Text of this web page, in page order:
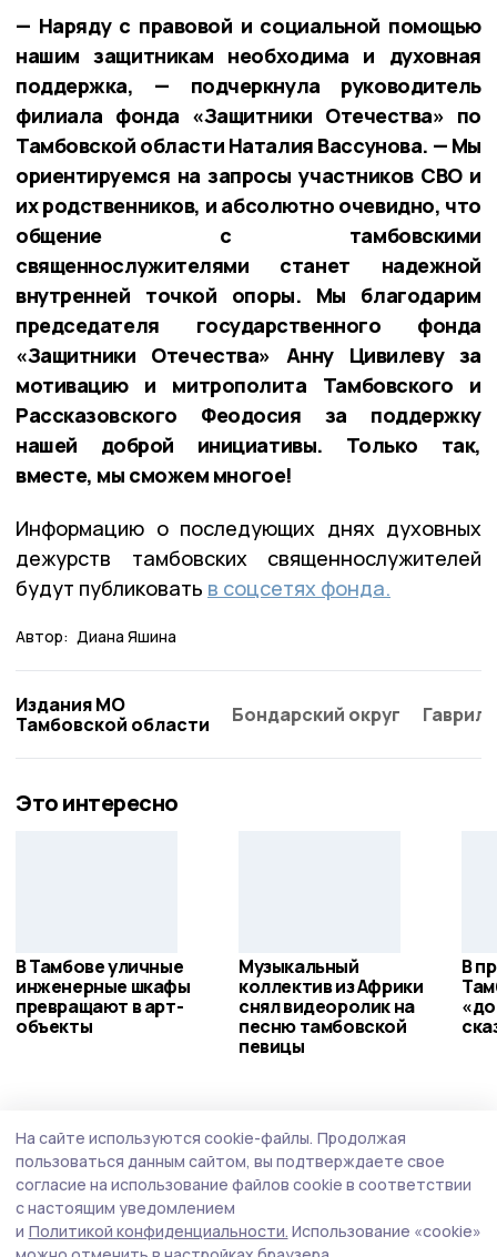
— Наряду с правовой и социальной помощью
нашим защитникам необходима и духовная
поддержка, — подчеркнула руководитель
филиала фонда «Защитники Отечества» по
Тамбовской области Наталия Вассунова. — Мы
ориентируемся на запросы участников СВО и
их родственников, и абсолютно очевидно, что
общение с тамбовскими
священнослужителями станет надежной
внутренней точкой опоры. Мы благодарим
председателя государственного фонда
«Защитники Отечества» Анну Цивилеву за
мотивацию и митрополита Тамбовского и
Рассказовского Феодосия за поддержку
нашей доброй инициативы. Только так,
вместе, мы сможем многое!
Информацию о последующих днях духовных
дежурств тамбовских священнослужителей
будут публиковать в соцсетях фонда.
Автор: Диана Яшина
Издания МО
Тамбовской области
Бондарский округ
Это интересно
В Тамбове уличные
инженерные шкафы
превращают в арт-
объекты
Музыкальный
коллектив из Африки
снял видеоролик на
песню тамбовской
певицы
В
Евгений Первышов поздравил тамбовских
строителей с профессиональным
праздником
Сегодня в Тамбовской области работает порядка 1,3
На сайте используются cookie-файлы. Продолжая
пользоваться данным сайтом, вы подтверждаете свое
согласие на использование файлов cookie в соответствии
с настоящим уведомлением
и Политикой конфиденциальности. Использование «cookie»